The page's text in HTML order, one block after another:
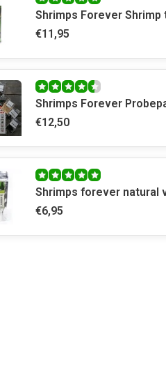
Shrimps Forever Shrimp
€11,95
Shrimps Forever
€12,50
Shrimps forever natural
€6,95